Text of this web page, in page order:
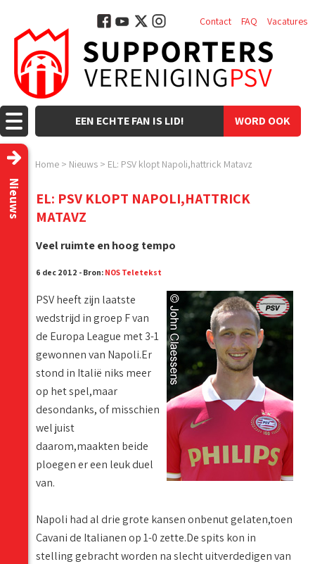
WORD OOK
EEN ECHTE FAN IS LID!
Contact FAQ Vacatures
Home > Nieuws > EL: PSV klopt Napoli,hattrick Matavz
Nieuws
EL: PSV KLOPT NAPOLI,HATTRICK
MATAVZ
Veel ruimte en hoog tempo
6 dec 2012 - Bron: NOS Teletekst
PSV heeft zijn laatste
wedstrijd in groep F van
de Europa League met 3-1
gewonnen van Napoli.Er
stond in Italië niks meer
op het spel,maar
desondanks, of misschien
wel juist
daarom,maakten beide
ploegen er een leuk duel
van.
Napoli had al drie grote kansen onbenut gelaten,toen
Cavani de Italianen op 1-0 zette.De spits kon in
stelling gebracht worden na slecht uitverdedigen van